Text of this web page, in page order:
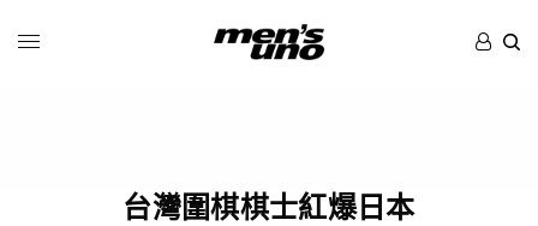
台灣圍棋棋士紅爆日本